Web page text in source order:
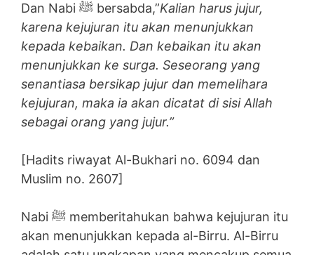
Dan Nabi ﷺ bersabda,”Kalian harus jujur,
karena kejujuran itu akan menunjukkan
kepada kebaikan. Dan kebaikan itu akan
menunjukkan ke surga. Seseorang yang
senantiasa bersikap jujur dan memelihara
kejujuran, maka ia akan dicatat di sisi Allah
sebagai orang yang jujur.”
[Hadits riwayat Al-Bukhari no. 6094 dan
Muslim no. 2607]
Nabi ﷺ memberitahukan bahwa kejujuran itu
akan menunjukkan kepada al-Birru. Al-Birru